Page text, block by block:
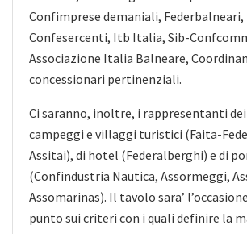
Confimprese demaniali, Federbalneari,
Confesercenti, Itb Italia, Sib-
Associazione Italia Balneare,
concessionari pertinenziali.
Ci saranno, inoltre, i rappresentanti
campeggi e villaggi turistici (Faita-
Assitai), di hotel (Federalberghi) e di
(Confindustria Nautica, Assormeggi,
Assomarinas). Il tavolo sara’
punto sui criteri con i quali definire la